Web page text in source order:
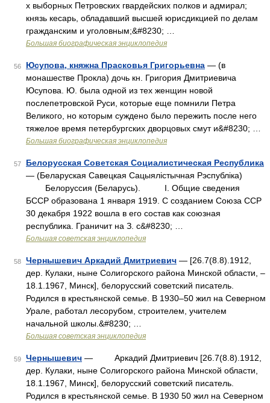
х выборных Петровских гвардейских полков и адмирал;
князь кесарь, обладавший высшей юрисдикцией по делам
гражданским и уголовным;&#8230; …
Большая биографическая энциклопедия
56 Юсупова, княжна Прасковья Григорьевна — (в
монашестве Прокла) дочь кн. Григория Дмитриевича
Юсупова. Ю. была одной из тех женщин новой
послепетровской Руси, которые еще помнили Петра
Великого, но которым суждено было пережить после него
тяжелое время петербургских дворцовых смут и&#8230; …
Большая биографическая энциклопедия
57
Белорусская Советская Социалистическая Республика
— (Беларуская Савецкая Сацыялicтычная Рэспублiкa)
Белоруссия (Беларусь). I. Общие сведения
БССР образована 1 января 1919. С созданием Союза ССР
30 декабря 1922 вошла в его состав как союзная
республика. Граничит на З. с&#8230; …
Большая советская энциклопедия
58 Чернышевич Аркадий Дмитриевич — [26.7(8.8).1912,
дер. Кулаки, ныне Солигорского района Минской области, ‒
18.1.1967, Минск], белорусский советский писатель.
Родился в крестьянской семье. В 1930‒50 жил на Северном
Урале, работал лесорубом, строителем, учителем
начальной школы.&#8230; …
Большая советская энциклопедия
59 Чернышевич — Аркадий Дмитриевич [26.7(8.8).1912,
дер. Кулаки, ныне Солигорского района Минской области,
18.1.1967, Минск], белорусский советский писатель.
Родился в крестьянской семье. В 1930 50 жил на Северном